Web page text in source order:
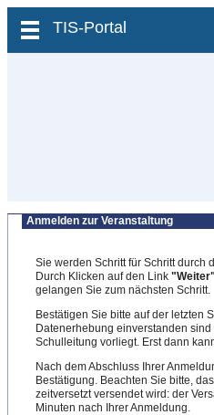
zum Inhalt wechseln
TIS-Portal
Anmelden zur Veranstaltung
Sie werden Schritt für Schritt durch
Durch Klicken auf den Link "Weiter"
gelangen Sie zum nächsten Schritt.
Bestätigen Sie bitte auf der letzten
Datenerhebung einverstanden
Schulleitung vorliegt. Erst dann
Nach dem Abschluss Ihrer
Bestätigung. Beachten Sie bitte,
zeitversetzt versendet wird: der
Minuten nach Ihrer Anmeldung.